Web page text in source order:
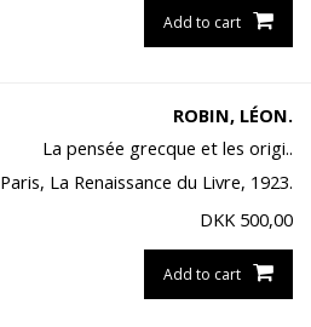
Add to cart
ROBIN, LÉON.
La pensée grecque et les origi..
Paris, La Renaissance du Livre, 1923.
DKK 500,00
Add to cart